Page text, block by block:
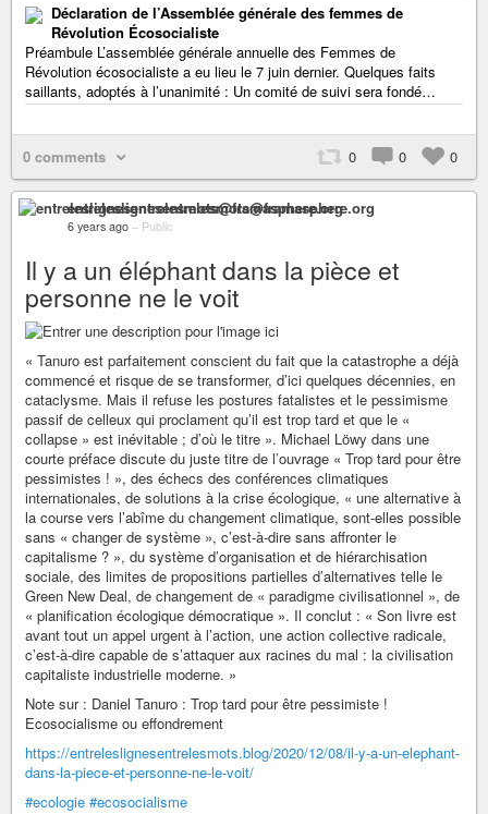
Déclaration de l’Assemblée générale des femmes de
Révolution Écosocialiste
Préambule L’assemblée générale annuelle des Femmes de
Révolution écosocialiste a eu lieu le 7 juin dernier. Quelques faits
saillants, adoptés à l’unanimité : Un comité de suivi sera fondé…
0 comments 0 0 0
entreleslignesentrelesmots@framasphere.org
6 years ago – Public
Il y a un éléphant dans la pièce et
personne ne le voit
« Tanuro est parfaitement conscient du fait que la catastrophe a déjà
commencé et risque de se transformer, d’ici quelques décennies, en
cataclysme. Mais il refuse les postures fatalistes et le pessimisme
passif de celleux qui proclament qu’il est trop tard et que le «
collapse » est inévitable ; d’où le titre ». Michael Löwy dans une
courte préface discute du juste titre de l’ouvrage « Trop tard pour être
pessimistes ! », des échecs des conférences climatiques
internationales, de solutions à la crise écologique, « une alternative à
la course vers l’abîme du changement climatique, sont-elles possible
sans « changer de système », c’est-à-dire sans affronter le
capitalisme ? », du système d’organisation et de hiérarchisation
sociale, des limites de propositions partielles d’alternatives telle le
Green New Deal, de changement de « paradigme civilisationnel », de
« planification écologique démocratique ». Il conclut : « Son livre est
avant tout un appel urgent à l’action, une action collective radicale,
c’est-à-dire capable de s’attaquer aux racines du mal : la civilisation
capitaliste industrielle moderne. »
Note sur : Daniel Tanuro : Trop tard pour être pessimiste !
Ecosocialisme ou effondrement
https://entreleslignesentrelesmots.blog/2020/12/08/il-y-a-un-elephant-
dans-la-piece-et-personne-ne-le-voit/
#ecologie #ecosocialisme